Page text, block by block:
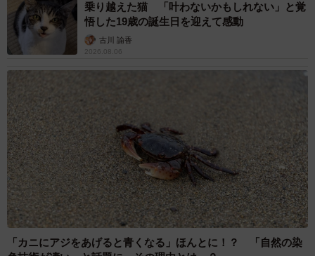
乗り越えた猫 「叶わないかもしれない」と覚
悟した19歳の誕生日を迎えて感動
古川 諭香
2026.08.06
「カニにアジをあげると青くなる」ほんとに！？ 「自然の染